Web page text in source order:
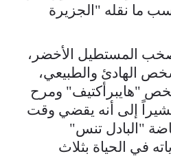
ما نقله "الجزيرة
المستطيل الأخضر،
الهادئ والطبيعي،
"هايبرأكتيف" ومرح
إلى أنه يقضي وقت
"البادل تنس"
في الحياة بثلاث